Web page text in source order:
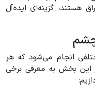
هستند، گزینه‌ای ایده‌آل
انجام می‌شود که هر
این بخش به معرفی برخی